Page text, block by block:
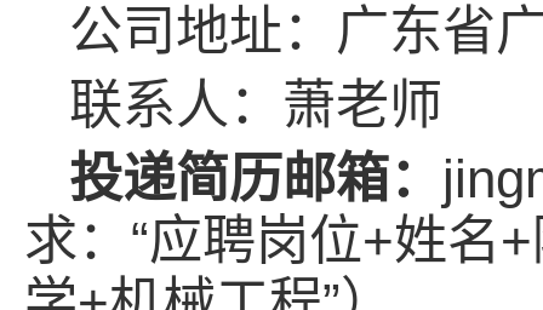
公司地址：广东省
联系人：萧老师
投递简历邮箱：
求：“应聘岗位+姓名